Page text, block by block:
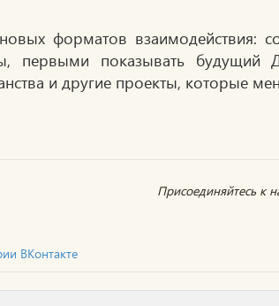
форматов взаимодействия:
первыми показывать
и другие проекты, которые
Присоединяйтесь к
ВКонтакте